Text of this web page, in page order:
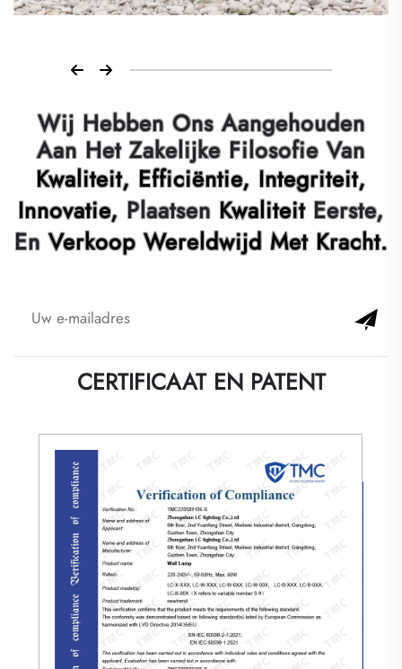
Wij Hebben Ons Aangehouden
Aan Het Zakelijke Filosofie Van
Kwaliteit, Efficiëntie, Integriteit,
Innovatie, Plaatsen Kwaliteit Eerste,
EnVerkoop Wereldwijd Met Kracht.
CERTIFICAAT EN PATENT